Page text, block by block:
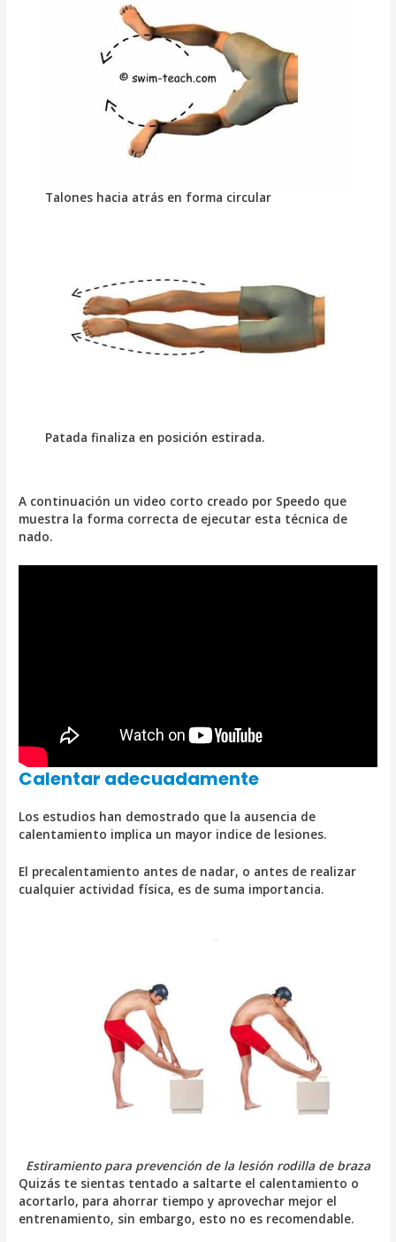
Talones hacia atrás en forma circular
Patada finaliza en posición estirada.
A continuación un video corto creado por Speedo que
muestra la forma correcta de ejecutar esta técnica de
nado.
Calentar adecuadamente
Los estudios han demostrado que la ausencia de
calentamiento implica un mayor indice de lesiones.
El precalentamiento antes de nadar, o antes de realizar
cualquier actividad física, es de suma importancia.
Estiramiento para prevención de la lesión rodilla de braza
Quizás te sientas tentado a saltarte el calentamiento o
acortarlo, para ahorrar tiempo y aprovechar mejor el
entrenamiento, sin embargo, esto no es recomendable.